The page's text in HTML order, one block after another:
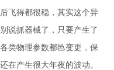
飞得都很稳，其实这个异
说抓器械了，只要产生了
类物理参数都邑变更，保
在产生很大年夜的波动。